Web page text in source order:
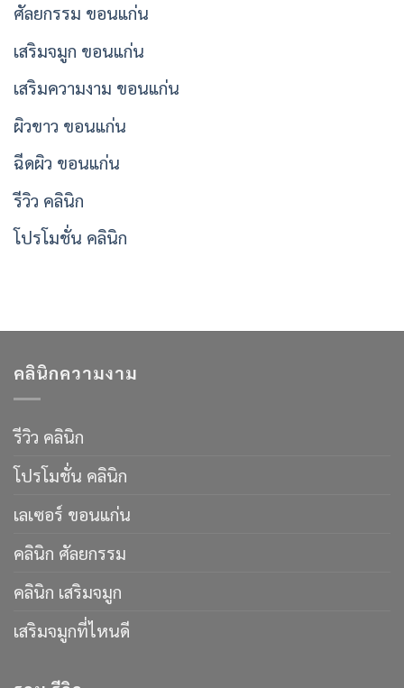
ศัลยกรรม ขอนแก่น
เสริมจมูก ขอนแก่น
เสริมความงาม ขอนแก่น
ผิวขาว ขอนแก่น
ฉีดผิว ขอนแก่น
รีวิว คลินิก
โปรโมชั่น คลินิก
คลินิกความงาม
รีวิว คลินิก
โปรโมชั่น คลินิก
เลเซอร์ ขอนแก่น
คลินิก ศัลยกรรม
คลินิก เสริมจมูก
เสริมจมูกที่ไหนดี